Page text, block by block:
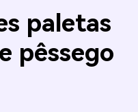
paletas
pêssego